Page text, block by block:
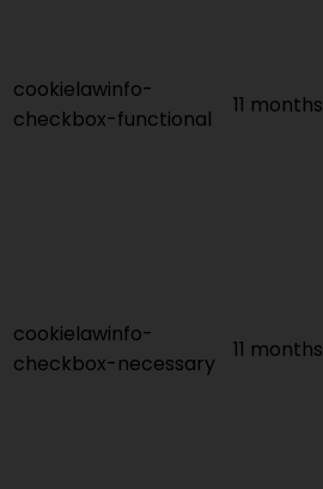
cookielawinfo-
checkbox-functional
11 months
cookielawinfo-
checkbox-necessary
11 months